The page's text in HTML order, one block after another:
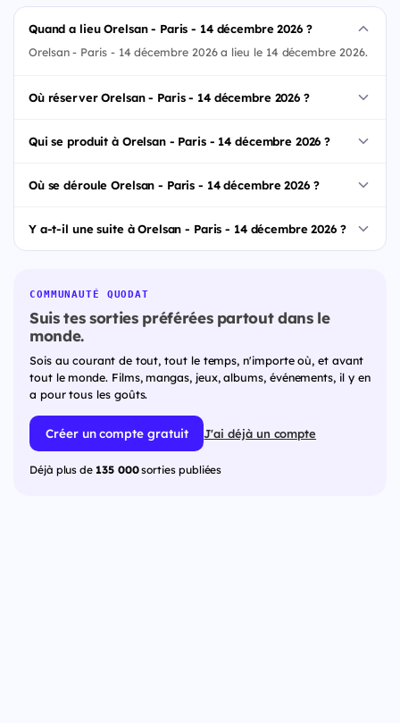
Quand a lieu Orelsan - Paris - 14 décembre 2026 ?
Orelsan - Paris - 14 décembre 2026 a lieu le 14 décembre 2026.
Où réserver Orelsan - Paris - 14 décembre 2026 ?
Qui se produit à Orelsan - Paris - 14 décembre 2026 ?
Où se déroule Orelsan - Paris - 14 décembre 2026 ?
Y a-t-il une suite à Orelsan - Paris - 14 décembre 2026 ?
COMMUNAUTÉ QUODAT
Suis tes sorties préférées partout dans le
monde.
Sois au courant de tout, tout le temps, n'importe où, et avant
tout le monde. Films, mangas, jeux, albums, événements, il y en
a pour tous les goûts.
Créer un compte gratuit J'ai déjà un compte
Déjà plus de 135 000sorties publiées